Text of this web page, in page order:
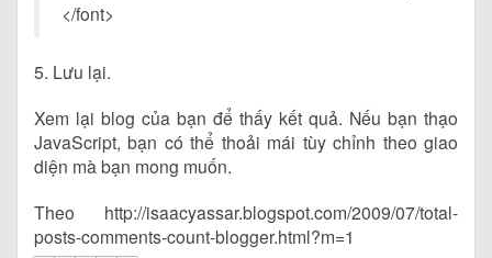
</font>
5. Lưu lại.
Xem lại blog của bạn để thấy kết quả. Nếu bạn thạo
JavaScript, bạn có thể thoải mái tùy chỉnh theo giao
diện mà bạn mong muốn.
Theo http://isaacyassar.blogspot.com/2009/07/total-
posts-comments-count-blogger.html?m=1